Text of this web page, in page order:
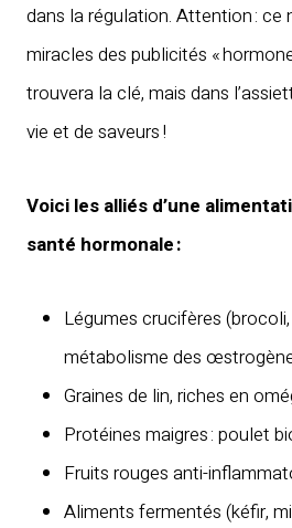
dans la régulation. Attention : ce
miracles des publicités «
trouvera la clé, mais dans
vie et de saveurs !
Voici les alliés d’une
santé hormonale :
Légumes crucifères
métabolisme des
Graines de lin, riches en
Protéines maigres : poulet
Fruits rouges anti-
Aliments fermentés (kéfir,